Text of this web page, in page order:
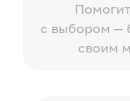
с выбором —
своим